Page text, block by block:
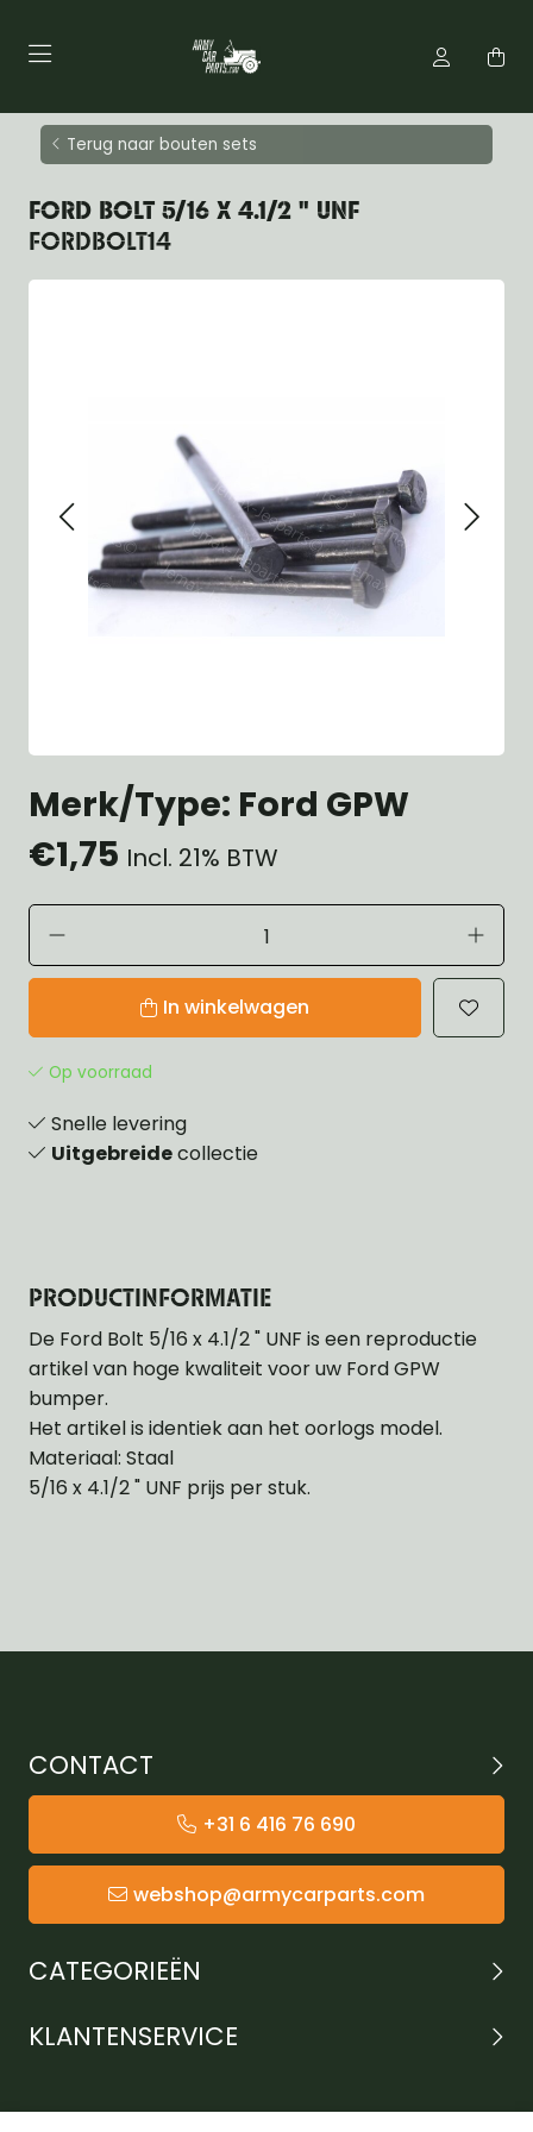
Terug naar bouten sets
FORD BOLT 5/16 X 4.1/2 " UNF
FORDBOLT14
Merk/Type: Ford GPW
€1,75 Incl. 21% BTW
In winkelwagen
Op voorraad
Snelle levering
Uitgebreidecollectie
PRODUCTINFORMATIE
De Ford Bolt 5/16 x 4.1/2 " UNF is een reproductie
artikel van hoge kwaliteit voor uw Ford GPW
bumper.
Het artikel is identiek aan het oorlogs model.
Materiaal: Staal
5/16 x 4.1/2 " UNF prijs per stuk.
CONTACT
+31 6 416 76 690
webshop@armycarparts.com
CATEGORIEËN
KLANTENSERVICE